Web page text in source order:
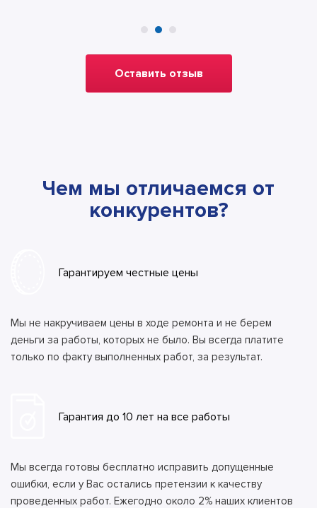
Оставить отзыв
Чем мы отличаемся от
конкурентов?
Гарантируем честные цены
Мы не накручиваем цены в ходе ремонта и не берем
деньги за работы, которых не было. Вы всегда платите
только по факту выполненных работ, за результат.
Гарантия до 10 лет на все работы
Мы всегда готовы бесплатно исправить допущенные
ошибки, если у Вас остались претензии к качеству
проведенных работ. Ежегодно около 2% наших клиентов